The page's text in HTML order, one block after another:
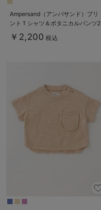
Ampersand（アンパサンド）プリ
ントＴシャツ＆ボタニカルパンツ2
点セット
￥2,200 税込